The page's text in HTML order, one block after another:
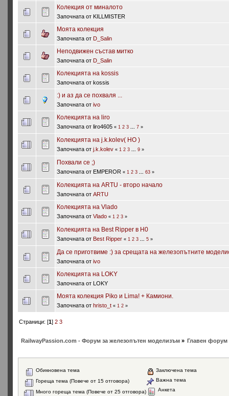
Колекция от миналото
Започната от KILLMISTER
Моята колекция
Започната от D_Salin
Неподвижен състав митко
Започната от D_Salin
Колекцията на kossis
Започната от kossis
:) и аз да се похваля ...
Започната от ivo
Колекцията на liro
Започната от liro4605 « 1 2 3 7»
Колекцията на j.k.kolev( HO )
Започната от j.k.kolev « 1 2 3 9»
Похвали се ;)
Започната от EMPEROR « 1 2 3 63»
Колекцията на ARTU - второ начало
Започната от ARTU
Колекцията на Vlado
Започната от Vlado « 1 2 3»
Колекцията на Best Ripper в H0
Започната от Best Ripper « 1 2 3 5»
Да се приготвиме :) за срещата на железопътните
Започната от ivo
Колекцията на LOKY
Започната от LOKY
Моята колекция Piko и Lima! + Камиони.
Започната от hristo_t « 1 2»
Страници: [1] 2 3
RailwayPassion.com - Форум за железопътен моделизъм» Главен форум
Обикновена тема
Гореща тема (Повече от 15 отговора)
Много гореща тема (Повече от 25 отговора)
Заключена тема
Важна тема
Анкета